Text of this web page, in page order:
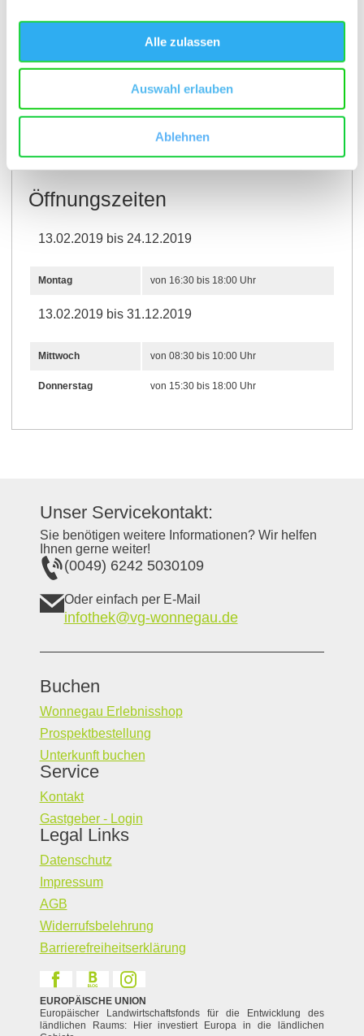
Alle zulassen
Auswahl erlauben
Ablehnen
Öffnungszeiten Kontakt
Öffnungszeiten
13.02.2019 bis 24.12.2019
Montag von 16:30 bis 18:00 Uhr
13.02.2019 bis 31.12.2019
Mittwoch von 08:30 bis 10:00 Uhr
Donnerstag von 15:30 bis 18:00 Uhr
Unser Servicekontakt:
Sie benötigen weitere Informationen? Wir helfen
Ihnen gerne weiter!
(0049) 6242 5030109
Oder einfach per E-Mail
infothek@vg-wonnegau.de
Buchen
Wonnegau Erlebnisshop
Prospektbestellung
Unterkunft buchen
Service
Kontakt
Gastgeber - Login
Legal Links
Datenschutz
Impressum
AGB
Widerrufsbelehrung
Barrierefreiheitserklärung
EUROPÄISCHE UNION
Europäischer Landwirtschaftsfonds für die Entwicklung des
ländlichen Raums: Hier investiert Europa in die ländlichen